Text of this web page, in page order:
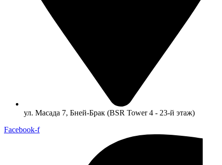
ул. Масада 7, Бней-Брак (BSR Tower 4 - 23-й этаж)
Facebook-f